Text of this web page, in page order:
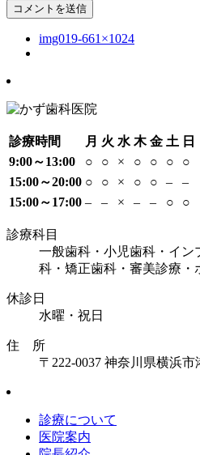
img019-661×1024
診療時間 月 火 水 木 金 土 日
9:00～13:00
○ ○ × ○ ○ ○
○
15:00～20:00 ○ ○ × ○ ○ –
–
15:00～17:00 – – × – – ○ ○
診療科目
一般歯科・小児歯科・イ
科・矯正歯科・審美診療・
休診日
水曜・祝日
住 所
〒222-0037 神奈川県横浜
診療について
医院案内